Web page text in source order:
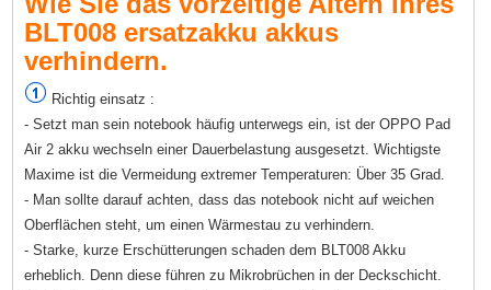
BLT008 ersatzakku akkus
verhindern.
Richtig einsatz :
- Setzt man sein notebook häufig unterwegs ein, ist der OPPO Pad
Air 2 akku wechseln einer Dauerbelastung ausgesetzt. Wichtigste
Maxime ist die Vermeidung extremer Temperaturen: Über 35 Grad.
- Man sollte darauf achten, dass das notebook nicht auf weichen
Oberflächen steht, um einen Wärmestau zu verhindern.
- Starke, kurze Erschütterungen schaden dem BLT008 Akku
erheblich. Denn diese führen zu Mikrobrüchen in der Deckschicht.